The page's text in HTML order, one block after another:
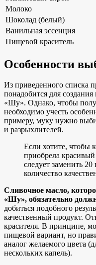
Молоко
Шоколад (белый)
Ванильная эссенция
Пищевой краситель
Особенности
Из приведенного списка
понадобится для
«Шу». Однако, чтобы
необходимо учесть
примеру, муку нужно
и разрыхлителей.
Если хотите, чтобы
приобрела
следует заменить
количество
Сливочное масло,
«Шу», обязательно
добиться подобного
качественный продукт.
красителя. В принципе,
пищевой вариант, но
аналог желаемого цвета
нескольких капель).